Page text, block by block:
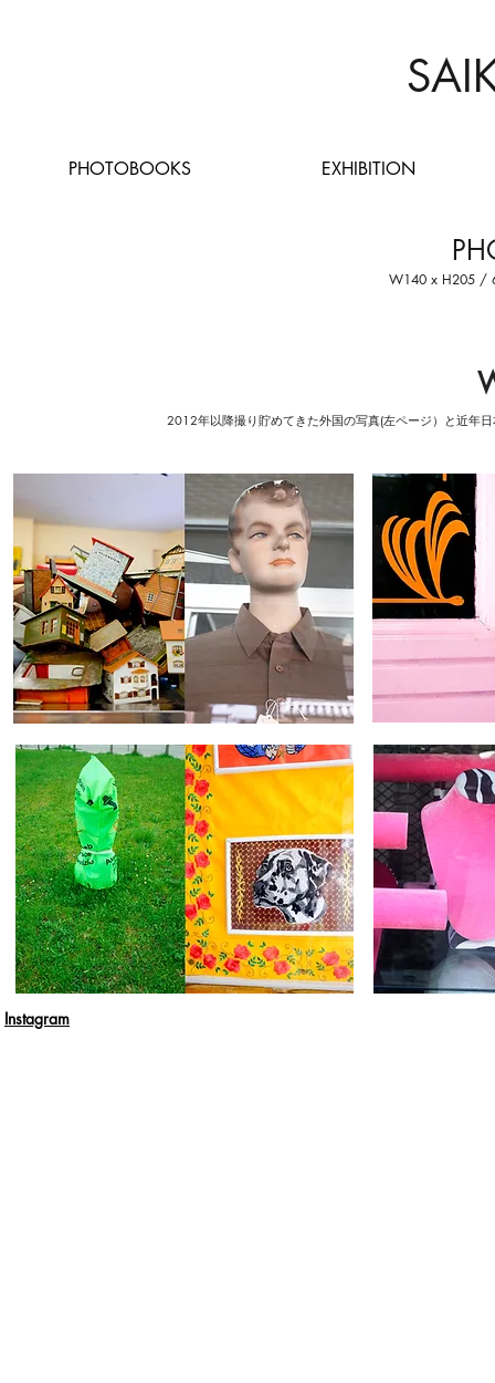
PHOTOBOOKS EXHIBITION
W140 x H205 /
2012年以降撮り貯めてきた外国の写真(左ページ）と近年
Instagram